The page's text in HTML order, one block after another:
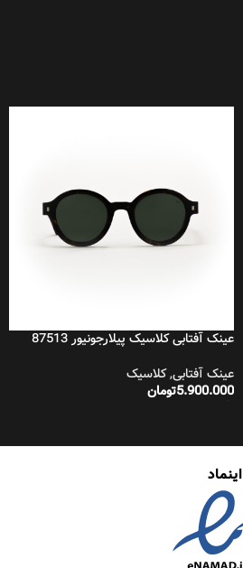
عینک آفتابی کلاسیک پیلارجونیور 87513
عینک آفتابی,کلاسیک
5.900.000تومان
اینماد